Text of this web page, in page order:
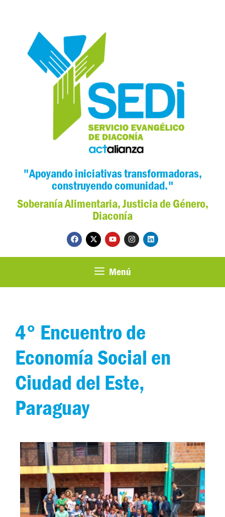
"Apoyando iniciativas transformadoras,
construyendo comunidad."
Soberanía Alimentaria, Justicia de Género,
Diaconía
Menú
4° Encuentro de
Economía Social en
Ciudad del Este,
Paraguay